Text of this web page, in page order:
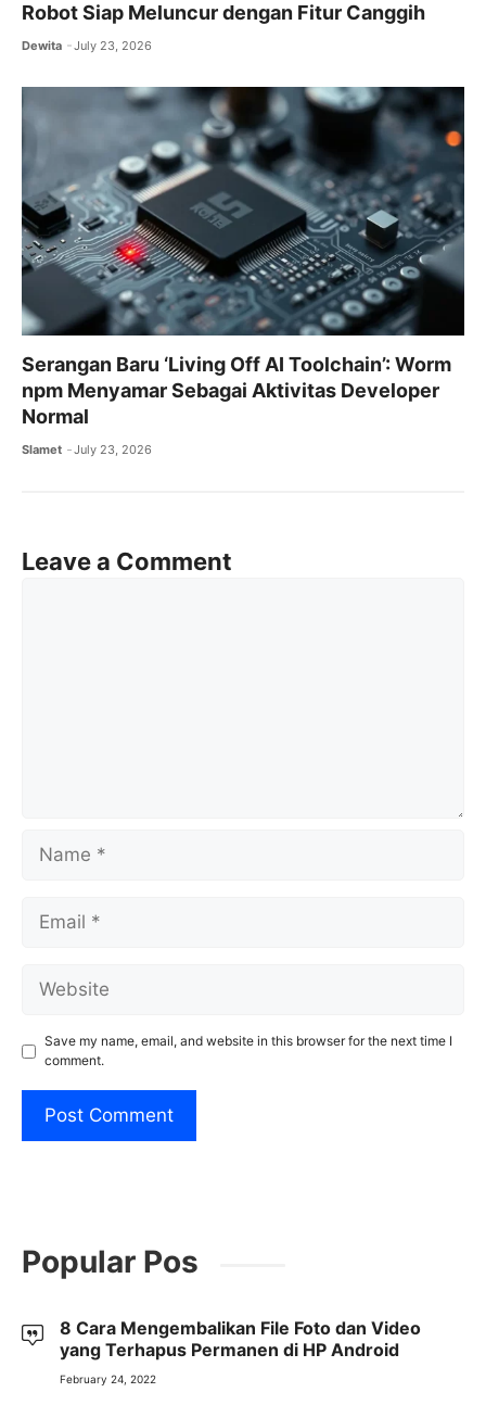
Robot Siap Meluncur dengan Fitur Canggih
Dewita July 23, 2026
Serangan Baru ‘Living Off AI Toolchain’: Worm
npm Menyamar Sebagai Aktivitas Developer
Normal
Slamet July 23, 2026
Leave a Comment
Name
Email
Website
Save my name, email, and website in this browser for the next time I
comment.
Popular Pos
8 Cara Mengembalikan File Foto dan Video
yang Terhapus Permanen di HP Android
February 24, 2022